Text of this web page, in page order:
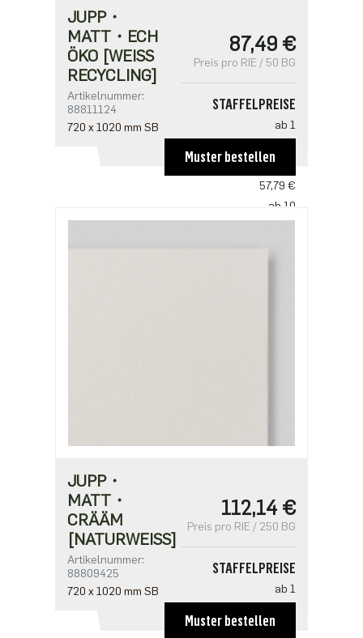
JUPP・
MATT・ECH
ÖKO [WEISS R
ECYCLING]
Artikelnummer:
88811124
720 x 1020 mm SB
87,49 €
Preis pro RIE / 50 BG
STAFFELPREISE
ab 1
ab 5
57,79 €
ab 10
Muster bestellen
JUPP・
MATT・
CRÄÄM
[NATURWEISS]
Artikelnummer:
88809425
720 x 1020 mm SB
112,14 €
Preis pro RIE / 250 BG
STAFFELPREISE
ab 1
ab 5
Muster bestellen